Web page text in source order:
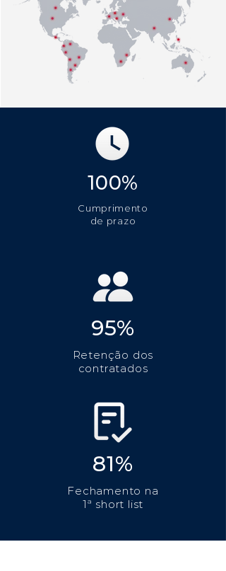
100%
Cumprimento
de prazo
95%
Retenção dos
contratados
81%
Fechamento na
1ª short list